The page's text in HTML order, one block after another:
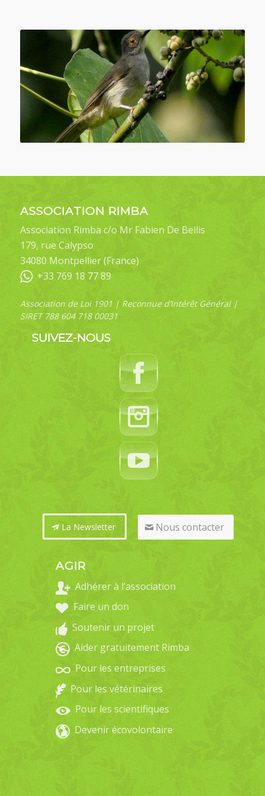
ASSOCIATION RIMBA
Association Rimba c/o Mr Fabien De Bellis
179, rue Calypso
34080 Montpellier (France)
+33 769 18 77 89
Association de Loi 1901 | Reconnue d’Intérêt Général |
SIRET 788 604 718 00031
SUIVEZ-NOUS
La Newsletter Nous contacter
AGIR
Adhérer à l’association
Faire un don
Soutenir un projet
Aider gratuitement Rimba
Pour les entreprises
Pour les vétérinaires
Pour les scientifiques
Devenir écovolontaire